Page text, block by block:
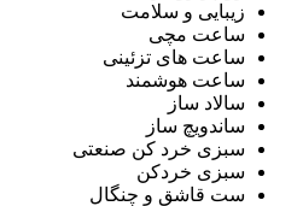
زیبایی و سلامت
ساعت مچی
ساعت های تزئینی
ساعت هوشمند
سالاد ساز
ساندویچ ساز
سبزی خرد کن صنعتی
سبزی خردکن
ست قاشق و چنگال